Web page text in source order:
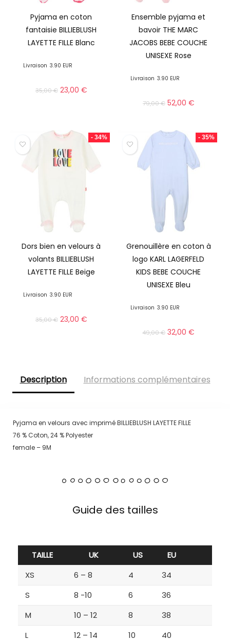
Pyjama en coton
fantaisie BILLIEBLUSH
LAYETTE FILLE Blanc
Livraison 3.90 EUR
35,00€ 23,00 €
Ensemble pyjama et
bavoir THE MARC
JACOBS BEBE COUCHE
UNISEXE Rose
Livraison 3.90 EUR
79,00€ 52,00 €
- 34%
Dors bien en velours à
volants BILLIEBLUSH
LAYETTE FILLE Beige
Livraison 3.90 EUR
35,00€ 23,00 €
- 35%
Grenouillère en coton à
logo KARL LAGERFELD
KIDS BEBE COUCHE
UNISEXE Bleu
Livraison 3.90 EUR
49,00€ 32,00€
Description Informations complémentaires
Pyjama en velours avec imprimé BILLIEBLUSH LAYETTE FILLE
76 % Coton, 24 % Polyester
female – 9M
Guide des tailles
TAILLE UK US
EU
XS
6 – 8 4
34
S
8 -10 6
36
M
10 – 12 8
38
L
12 – 14 10
40